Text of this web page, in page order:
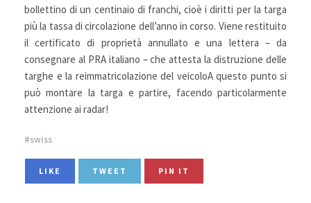
bollettino di un centinaio di franchi, cioè i diritti per la targa
più la tassa di circolazione dell’anno in corso. Viene restituito
il certificato di proprietà annullato e una lettera – da
consegnare al PRA italiano – che attesta la distruzione delle
targhe e la reimmatricolazione del veicoloA questo punto si
può montare la targa e partire, facendo particolarmente
attenzione ai radar!
swiss
LIKE TWEET PIN IT